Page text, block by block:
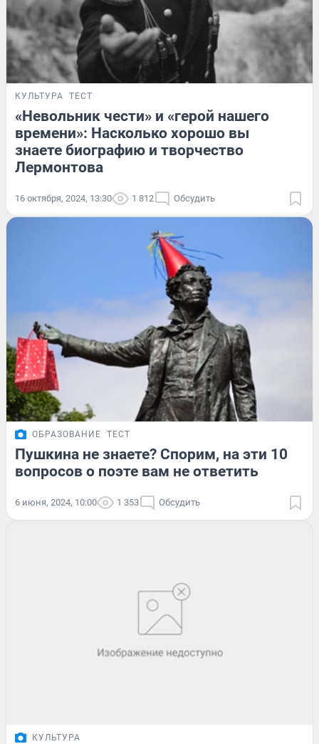
КУЛЬТУРА ТЕСТ
«Невольник чести» и «герой нашего
времени»: Насколько хорошо вы
знаете биографию и творчество
Лермонтова
16 октября, 2024, 13:30 1 812 Обсудить
ОБРАЗОВАНИЕ ТЕСТ
Пушкина не знаете? Спорим, на эти 10
вопросов о поэте вам не ответить
6 июня, 2024, 10:00 1 353 Обсудить
КУЛЬТУРА